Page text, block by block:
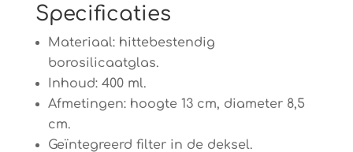
Specificaties
Materiaal: hittebestendig
borosilicaatglas.
Inhoud: 400 ml.
Afmetingen: hoogte 13 cm, diameter 8,5
cm.
Geïntegreerd filter in de deksel.